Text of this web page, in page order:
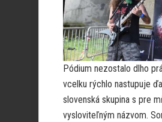
Pódium nezostalo dlho
vcelku rýchlo nastupuje
slovenská skupina s pre
vysloviteľným názvom.